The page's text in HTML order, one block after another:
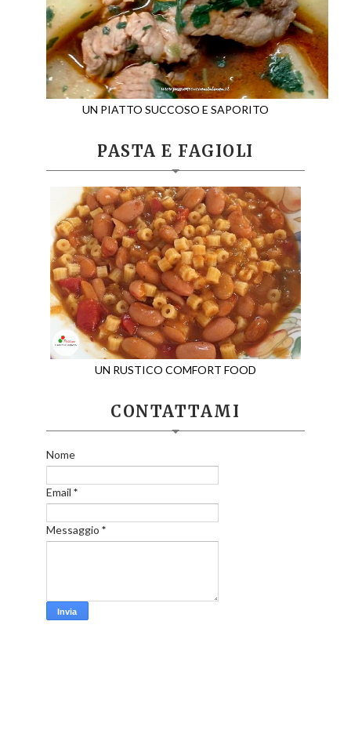
UN PIATTO SUCCOSO E SAPORITO
PASTA E FAGIOLI
UN RUSTICO COMFORT FOOD
CONTATTAMI
Nome
Email *
Messaggio *